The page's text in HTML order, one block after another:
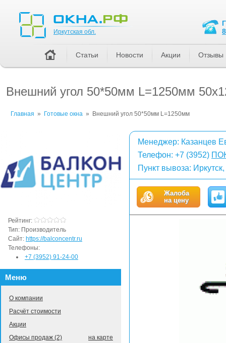
Внешний угол 50*50мм L=1250мм
Главная » Готовые окна » Внешний угол 50*50мм L=1250мм
Менеджер: Казанцев
Телефон: +7 (3952)
Пункт вывоза:
Жалоба
на цену
Рейтинг:
Тип: Производитель
Сайт: https://balconcentr.ru
Телефоны:
+7 (3952) 91-24-00
Меню
О компании
Расчёт стоимости
Акции
на карте
Офисы продаж (2)
Иркутская обл.
Статьи Новости Акции Отзывы